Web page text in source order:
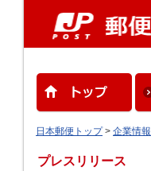
日本郵便トップ> 企業情報
プレスリリース